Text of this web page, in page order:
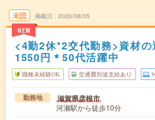
未読
NEW
掲載日 2026/08/05
<4勤2休*2交代勤務>資材
1550円＊50代活躍中
職種未経験OK 交通費別途支給あり
勤務地 滋賀県彦根市
河瀬駅から徒歩10分